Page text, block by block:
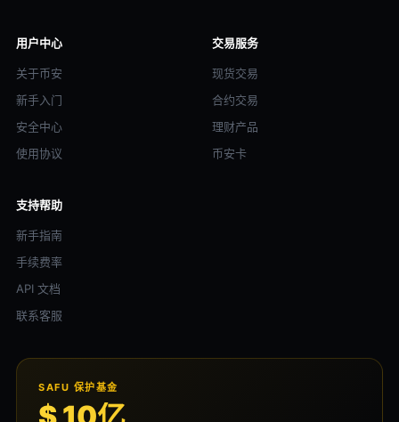
用户中心
关于币安
新手入门
安全中心
使用协议
交易服务
现货交易
合约交易
理财产品
币安卡
支持帮助
新手指南
手续费率
API 文档
联系客服
SAFU 保护基金